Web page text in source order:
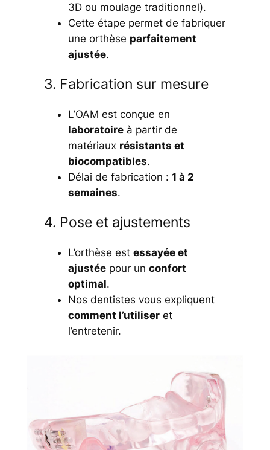
3D ou moulage traditionnel).
Cette étape permet de fabriquer
une orthèse parfaitement
ajustée.
3. Fabrication sur mesure
L’OAM est conçue en
laboratoireà partir de
matériaux résistants et
biocompatibles.
Délai de fabrication : 1 à 2
semaines.
4. Pose et ajustements
L’orthèse est essayée et
ajustéepour un confort
optimal.
Nos dentistes vous expliquent
comment l’utiliseret
l’entretenir.